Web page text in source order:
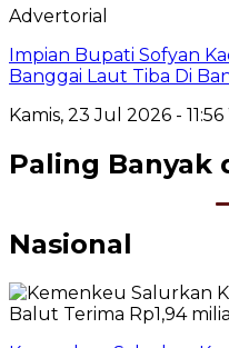
Advertorial
Impian Bupati Sofyan
Banggai Laut Tiba Di
Kamis, 23 Jul 2026 -
Paling Banyak
Nasional